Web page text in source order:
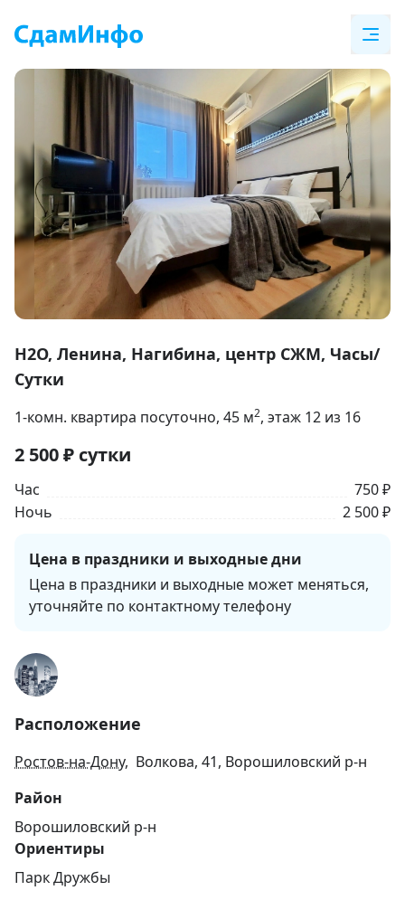
1
of
H2O, Ленина, Нагибина, центр СЖМ, Часы/
Сутки
1-комн. квартира посуточно, 45 м2, этаж 12 из 16
2 500₽ сутки
Час
750 ₽
Ночь
2 500 ₽
Цена в праздники и выходные дни
Цена в праздники и выходные может меняться,
уточняйте по контактному телефону
Расположение
Ростов-на-Дону, Волкова, 41, Ворошиловский р-н
Район
Ворошиловский р-н
Ориентиры
Парк Дружбы